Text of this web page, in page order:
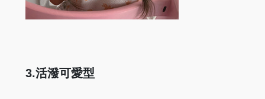
3.活潑可愛型